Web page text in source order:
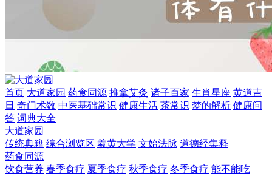
首页 大道家园 药食同源 推拿艾灸 诸子百家 生肖星座 黄道吉
日 奇门术数 中医基础常识 健康生活 茶常识 梦的解析 健康问
答 词典大全
大道家园
传统典籍 综合浏览区 羲黄大学 文始法脉 道德经集释
药食同源
饮食营养 春季食疗 夏季食疗 秋季食疗 冬季食疗 能不能吃